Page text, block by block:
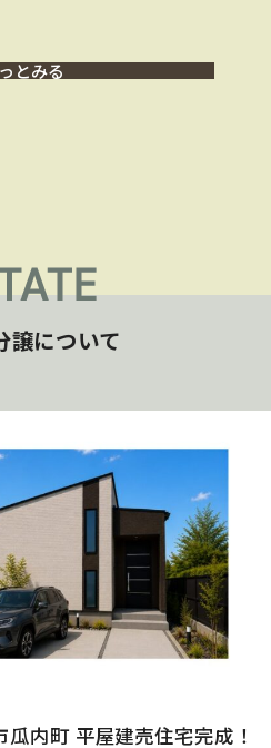
とみる
譲について
内町 平屋建売住宅完成！